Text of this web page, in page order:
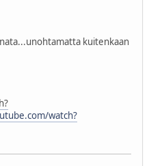
kuitenkaan
watch?